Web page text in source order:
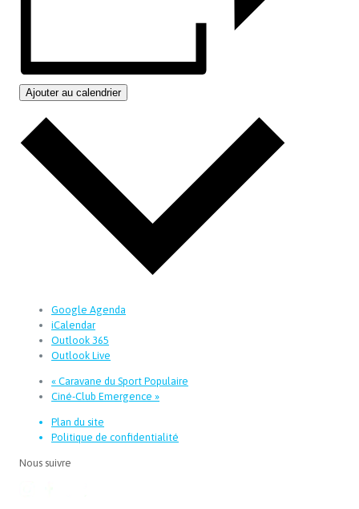
Ajouter au calendrier
Google Agenda
iCalendar
Outlook 365
Outlook Live
« Caravane du Sport Populaire
Ciné-Club Emergence »
Plan du site
Politique de confidentialité
Nous suivre